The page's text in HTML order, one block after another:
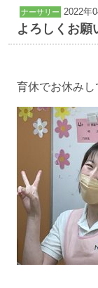
ナーサリー 2022年
よろしくお願
育休でお休み